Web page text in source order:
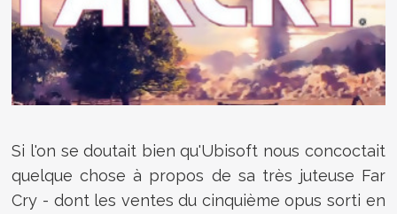
Si l'on se doutait bien qu'Ubisoft nous concoctait
quelque chose à propos de sa très juteuse Far
Cry - dont les ventes du cinquième opus sorti en